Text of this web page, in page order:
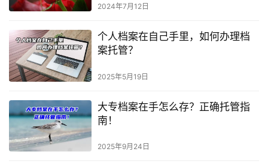
2024年7月12日
个人档案在自己手里，如何办理档
案托管？
2025年5月19日
大专档案在手怎么存？正确托管指
南！
2025年9月24日